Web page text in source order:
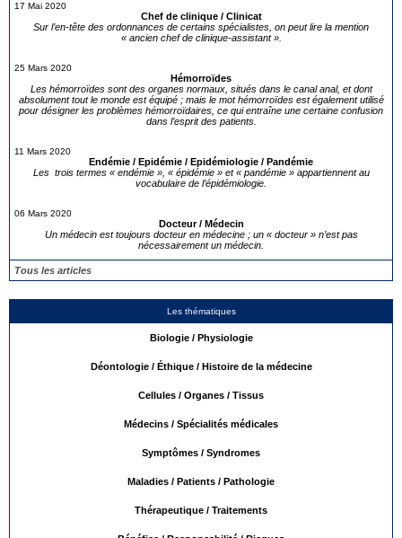
17 Mai 2020
Chef de clinique / Clinicat
Sur l’en-tête des ordonnances de certains spécialistes, on peut lire la mention
« ancien chef de clinique-assistant ».
25 Mars 2020
Hémorroïdes
Les hémorroïdes sont des organes normaux, situés dans le canal anal, et dont
absolument tout le monde est équipé ; mais le mot hémorroïdes est également utilisé
pour désigner les problèmes hémorroïdaires, ce qui entraîne une certaine confusion
dans l’esprit des patients.
11 Mars 2020
Endémie / Epidémie / Epidémiologie / Pandémie
Les trois termes « endémie », « épidémie » et « pandémie » appartiennent au
vocabulaire de l’épidémiologie.
06 Mars 2020
Docteur / Médecin
Un médecin est toujours docteur en médecine ; un « docteur » n’est pas
nécessairement un médecin.
Tous les articles
Les thématiques
Biologie / Physiologie
Déontologie / Éthique / Histoire de la médecine
Cellules / Organes / Tissus
Médecins / Spécialités médicales
Symptômes / Syndromes
Maladies / Patients / Pathologie
Thérapeutique / Traitements